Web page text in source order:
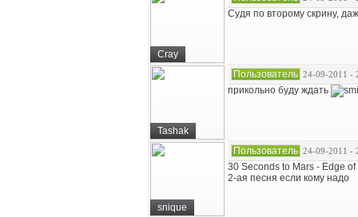
Cray
Судя по второму скрину,
Tashak
Пользователь 24-09-2011 -
прикольно буду ждать
snique
Пользователь 24-09-2011 -
30 Seconds to Mars - Edge of
2-ая песня если кому надо